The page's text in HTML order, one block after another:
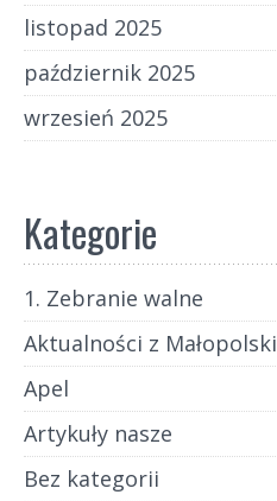
listopad 2025
październik 2025
wrzesień 2025
Kategorie
1. Zebranie walne
Aktualności z Małopolski
Apel
Artykuły nasze
Bez kategorii